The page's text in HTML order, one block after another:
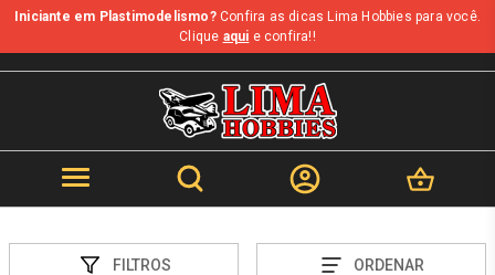
Iniciante em Plastimodelismo?Confira as dicas Lima Hobbies para você.
Clique aqui e confira!!
FILTROS ORDENAR